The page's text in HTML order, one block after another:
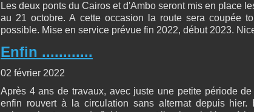
Les deux ponts du Cairos et d'Ambo seront mis en place
au 21 octobre. A cette occasion la route sera coupée
possible. Mise en service prévue fin 2022, début 2023.
Enfin ............
02 février 2022
Après 4 ans de travaux, avec juste une petite période
enfin rouvert à la circulation sans alternat depuis